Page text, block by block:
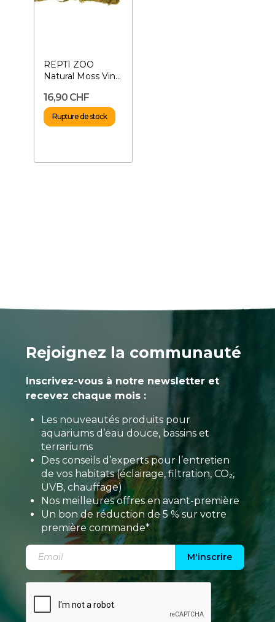
REPTI ZOO
Natural Moss Vine
flexible pour...
16,90 CHF
Rupture de stock
Rejoignez la communauté
Inscrivez-vous à notre newsletter et
recevez chaque mois :
Les nouveautés produits pour
aquariums d’eau douce, bassins et
terrariums
Des conseils d’experts pour l’entretien
de vos habitats (éclairage, filtration, CO₂,
UVB, chauffage)
Nos meilleures offres en avant-première
Un bon de réduction de 5 % sur votre
première commande*
M'inscrire